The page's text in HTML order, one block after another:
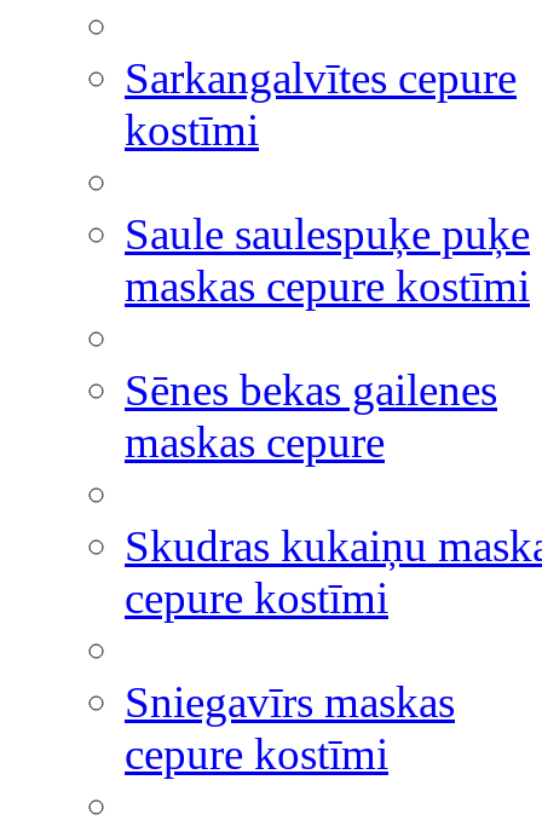
Sarkangalvītes cepure
kostīmi
Saule saulespuķe puķe
maskas cepure kostīmi
Sēnes bekas gailenes
maskas cepure
Skudras kukaiņu
cepure kostīmi
Sniegavīrs maskas
cepure kostīmi